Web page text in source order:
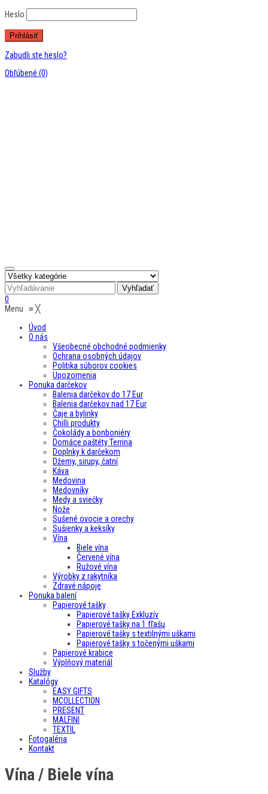
Heslo
Zabudli ste heslo?
Obľúbené (0)
0
Menu ≡╳
Úvod
O nás
Všeobecné obchodné podmienky
Ochrana osobných údajov
Politika súborov cookies
Upozornenia
Ponuka darčekov
Balenia darčekov do 17 Eur
Balenia darčekov nad 17 Eur
Čaje a bylinky
Chilli produkty
Čokolády a bonboniéry
Domáce paštéty Terrina
Doplnky k darčekom
Džemy, sirupy, čatní
Káva
Medovina
Medovníky
Medy a sviečky
Nože
Sušené ovocie a orechy
Sušienky a keksíky
Vína
Biele vína
Červené vína
Ružové vína
Výrobky z rakytníka
Zdravé nápoje
Ponuka balení
Papierové tašky
Papierové tašky Exkluzív
Papierové tašky na 1 fľašu
Papierové tašky s textilnými uškami
Papierové tašky s točenými uškami
Papierové krabice
Výplňový materiál
Služby
Katalógy
EASY GIFTS
MCOLLECTION
PRESENT
MALFINI
TEXTIL
Fotogaléria
Kontakt
Vína / Biele vína